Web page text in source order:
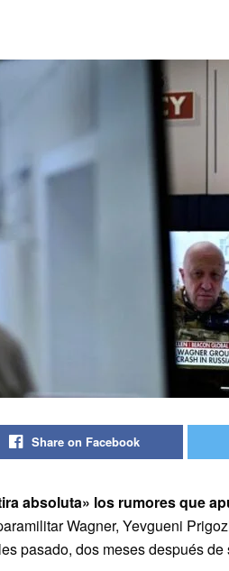
Share on Facebook
absoluta» los rumores que
Wagner, Yevgueni
pasado, dos meses después de